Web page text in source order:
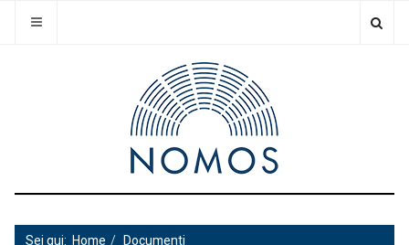
Sei qui: Home Documenti